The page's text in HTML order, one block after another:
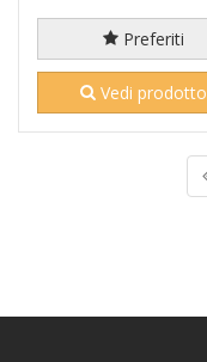
Preferiti
Vedi prodotto